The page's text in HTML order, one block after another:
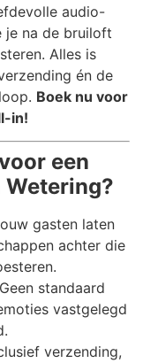
audio-
je na de bruiloft
Alles is
én de
Boek nu voor
in!
een
gasten laten
achter die
Geen standaard
vastgelegd
verzending,